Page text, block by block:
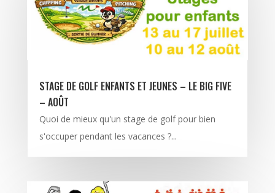
STAGE DE GOLF ENFANTS ET JEUNES – LE BIG FIVE
– AOÛT
Quoi de mieux qu'un stage de golf pour bien
s'occuper pendant les vacances ?...